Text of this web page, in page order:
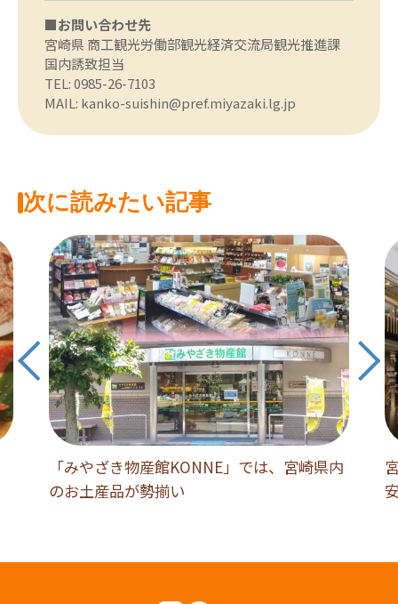
■お問い合わせ先
宮崎県 商工観光労働部観光経済交流局観光推進課
国内誘致担当
TEL: 0985-26-7103
MAIL: kanko-suishin@pref.miyazaki.lg.jp
次に読みたい記事
「みやざき物産館KONNE」では、宮崎県内
のお土産品が勢揃い